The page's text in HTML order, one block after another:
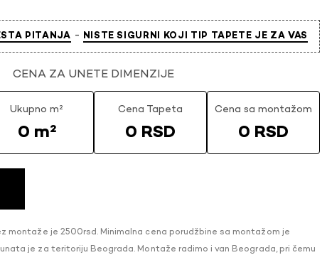
PITANJA - NISTE SIGURNI KOJI TIP TAPETE JE ZA VAS
CENA ZA UNETE DIMENZIJE
Ukupno m²
0 m²
Cena Tapeta
0 RSD
Cena sa montažom
0 RSD
montaže je 2500rsd. Minimalna cena porudžbine sa montažom je
je za teritoriju Beograda. Montaže radimo i van Beograda, pri čemu